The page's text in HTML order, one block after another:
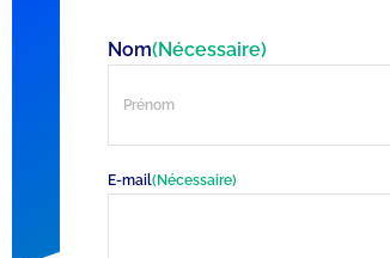
Nom(Nécessaire)
E-mail(Nécessaire)